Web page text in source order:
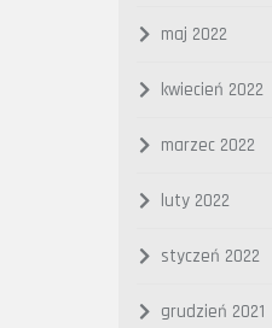
maj 2022
kwiecień 2022
marzec 2022
luty 2022
styczeń 2022
grudzień 2021